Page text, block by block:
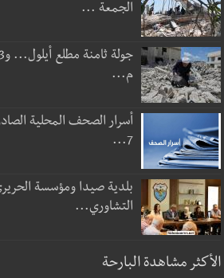
الجمعة ...
م...
أسرار الصحف المحلية
7...
بلدية صيدا ومؤسسة
التشاوري...
الأكثر مشاهدة البارحة